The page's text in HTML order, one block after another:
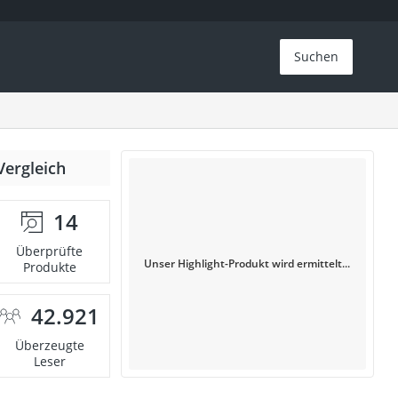
Suchen
14
Überprüfte
Produkte
42.921
Überzeugte
Leser
Unser Highlight-Produkt wird ermittelt...